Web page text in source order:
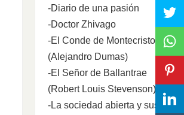
-Diario de una pasión
-Doctor Zhivago
-El Conde de Montecristo
(Alejandro Dumas)
-El Señor de Ballantrae
(Robert Louis Stevenson)
-La sociedad abierta y sus